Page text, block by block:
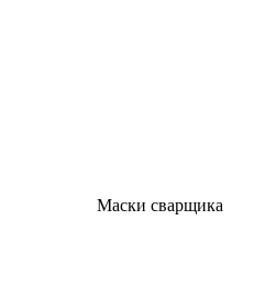
Маски сварщика